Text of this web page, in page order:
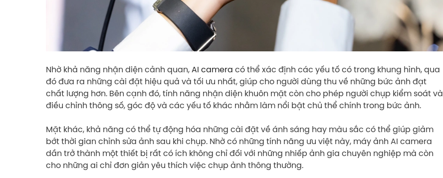
Nhờ khả năng nhận diện cảnh quan,AI camera có thể xác định các yếu tố có trong khung hình, qua
đó đưa ra những cài đặt hiệu quả và tối ưu nhất, giúp cho người dùng thu về những bức ảnh đạt
chất lượng hơn. Bên cạnh đó, tính năng nhận diện khuôn mặt còn cho phép người chụp kiểm soát và
điều chỉnh thông số, góc độ và các yếu tố khác nhằm làm nổi bật chủ thể chính trong bức ảnh.
Mặt khác, khả năng có thể tự động hóa những cài đặt về ánh sáng hay màu sắc có thể giúp giảm
bớt thời gian chỉnh sửa ảnh sau khi chụp. Nhờ có những tính năng ưu việt này, máy ảnh AI camera
dần trở thành một thiết bị rất có ích không chỉ đối với những nhiếp ảnh gia chuyên nghiệp mà còn
cho những ai chỉ đơn giản yêu thích việc chụp ảnh thông thường.